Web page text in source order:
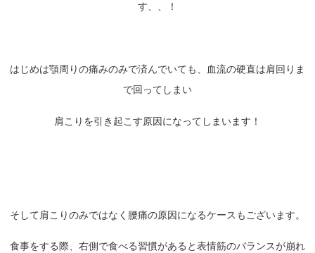
す、、！
はじめは顎周りの痛みのみで済んでいても、血流の硬直は肩回りま
で回ってしまい
肩こりを引き起こす原因になってしまいます！
そして肩こりのみではなく腰痛の原因になるケースもございます。
食事をする際、右側で食べる習慣があると表情筋のバランスが崩れ